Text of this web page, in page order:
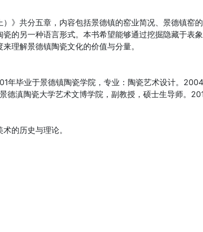
》共分五章，内容包括景德镇的窑业简况、景德镇窑
的另一种语言形式。本书希望能够通过挖掘隐藏于表
理解景德镇陶瓷文化的价值与分量。
年毕业于景德镇陶瓷学院，专业：陶瓷艺术设计。
德滇陶瓷大学艺术文博学院，副教授，硕士生导师。
的历史与理论。